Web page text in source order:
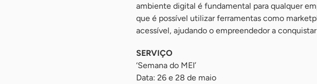
ambiente digital é fundamental para qualquer
que é possível utilizar ferramentas como
acessível, ajudando o empreendedor a
SERVIÇO
‘Semana do MEI’
Data: 26 e 28 de maio